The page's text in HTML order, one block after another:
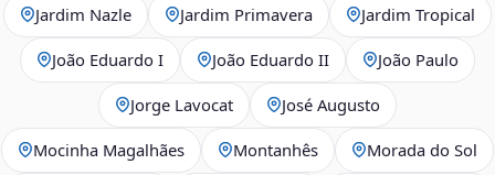
Jardim Nazle Jardim Primavera Jardim Tropical
João Eduardo I João Eduardo II João Paulo
Jorge Lavocat José Augusto
Mocinha Magalhães Montanhês Morada do Sol